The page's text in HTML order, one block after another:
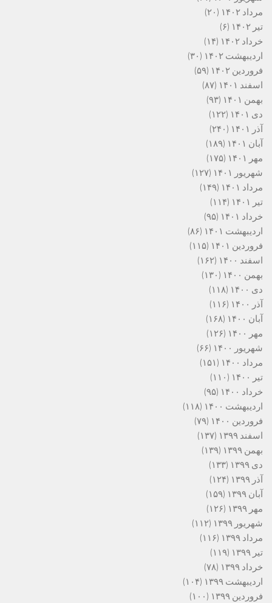
مرداد ۱۴۰۲
(۲۰)
تیر ۱۴۰۲
(۶)
خرداد ۱۴۰۲
(۱۴)
اردیبهشت ۱۴۰۲
(۳۰)
فروردین ۱۴۰۲
(۵۹)
اسفند ۱۴۰۱
(۸۷)
بهمن ۱۴۰۱
(۹۳)
دی ۱۴۰۱
(۱۲۲)
آذر ۱۴۰۱
(۲۴۰)
آبان ۱۴۰۱
(۱۸۹)
مهر ۱۴۰۱
(۱۷۵)
شهریور ۱۴۰۱
(۱۲۷)
مرداد ۱۴۰۱
(۱۴۹)
تیر ۱۴۰۱
(۱۱۴)
خرداد ۱۴۰۱
(۹۵)
اردیبهشت ۱۴۰۱
(۸۶)
فروردین ۱۴۰۱
(۱۱۵)
اسفند ۱۴۰۰
(۱۶۲)
بهمن ۱۴۰۰
(۱۳۰)
دی ۱۴۰۰
(۱۱۸)
آذر ۱۴۰۰
(۱۱۶)
آبان ۱۴۰۰
(۱۶۸)
مهر ۱۴۰۰
(۱۲۶)
شهریور ۱۴۰۰
(۶۶)
مرداد ۱۴۰۰
(۱۵۱)
تیر ۱۴۰۰
(۱۱۰)
خرداد ۱۴۰۰
(۹۵)
اردیبهشت ۱۴۰۰
(۱۱۸)
فروردین ۱۴۰۰
(۷۹)
اسفند ۱۳۹۹
(۱۳۷)
بهمن ۱۳۹۹
(۱۳۹)
دی ۱۳۹۹
(۱۳۳)
آذر ۱۳۹۹
(۱۲۴)
آبان ۱۳۹۹
(۱۵۹)
مهر ۱۳۹۹
(۱۲۶)
شهریور ۱۳۹۹
(۱۱۲)
مرداد ۱۳۹۹
(۱۱۶)
تیر ۱۳۹۹
(۱۱۹)
خرداد ۱۳۹۹
(۷۸)
اردیبهشت ۱۳۹۹
(۱۰۴)
فروردین ۱۳۹۹
(۱۰۰)